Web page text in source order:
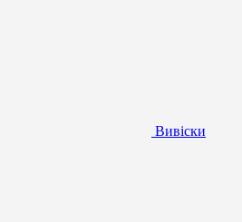
Вивіски